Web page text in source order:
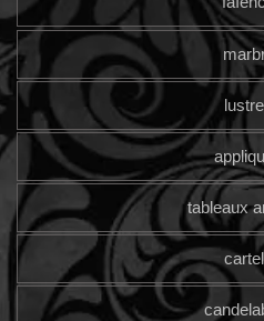
tableaux